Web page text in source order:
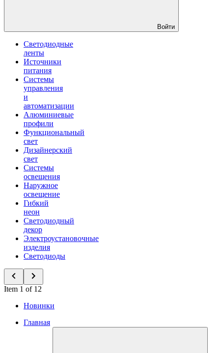
Войти
Светодиодные
ленты
Источники
питания
Системы
управления
и
автоматизации
Алюминиевые
профили
Функциональный
свет
Дизайнерский
свет
Системы
освещения
Наружное
освещение
Гибкий
неон
Светодиодный
декор
Электроустановочные
изделия
Светодиоды
Item 1 of 12
Новинки
Главная